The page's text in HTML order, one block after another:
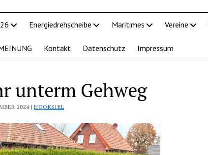
Energiedrehscheibe Maritimes Vereine
Kontakt Datenschutz Impressum
unterm Gehweg
2024 |HOOKSIEL